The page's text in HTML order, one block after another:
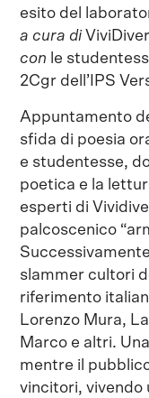
esito del
a cura di
con le
2Cgr dell’IPS
Appuntamento
sfida di poesia
e studentesse,
poetica e la
esperti di
palcoscenico
slammer cultori
riferimento
Lorenzo Mura,
Marco e altri.
mentre il
vincitori, vivendo